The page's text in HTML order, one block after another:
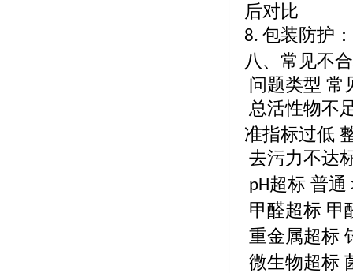
后对比
8. 包装防护
八、常见不
问题类型 常
总活性物不
准指标过低
去污力不达
pH超标 普通
甲醛超标 甲
重金属超标
微生物超标